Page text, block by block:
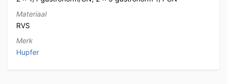
Materiaal
RVS
Merk
Hupfer